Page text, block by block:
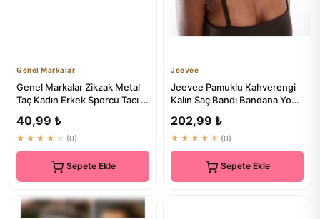
Genel Markalar
Genel Markalar Zikzak Metal
Taç Kadın Erkek Sporcu Tacı -
40,99 ₺
★★★★★ (0)
Sepete Ekle
Jeevee
Jeevee Pamuklu Kahverengi
Kalın Saç Bandı Bandana Yoga
202,99 ₺
★★★★★ (0)
Sepete Ekle